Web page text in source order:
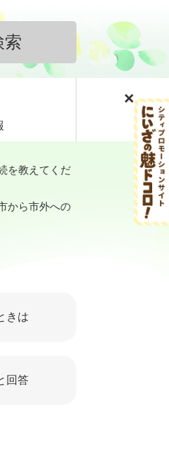
索
を教えてくだ
から市外への
きは
回答